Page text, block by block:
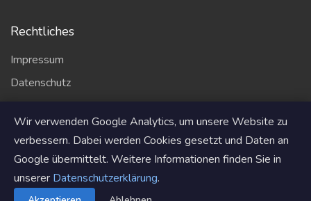
Rechtliches
Impressum
Datenschutz
Partner
© 2026 solarjob.de. Alle Rechte vorbehalten.
Wir verwenden Google Analytics, um unsere Website zu
verbessern. Dabei werden Cookies gesetzt und Daten an
Google übermittelt. Weitere Informationen finden Sie in
unserer Datenschutzerklärung.